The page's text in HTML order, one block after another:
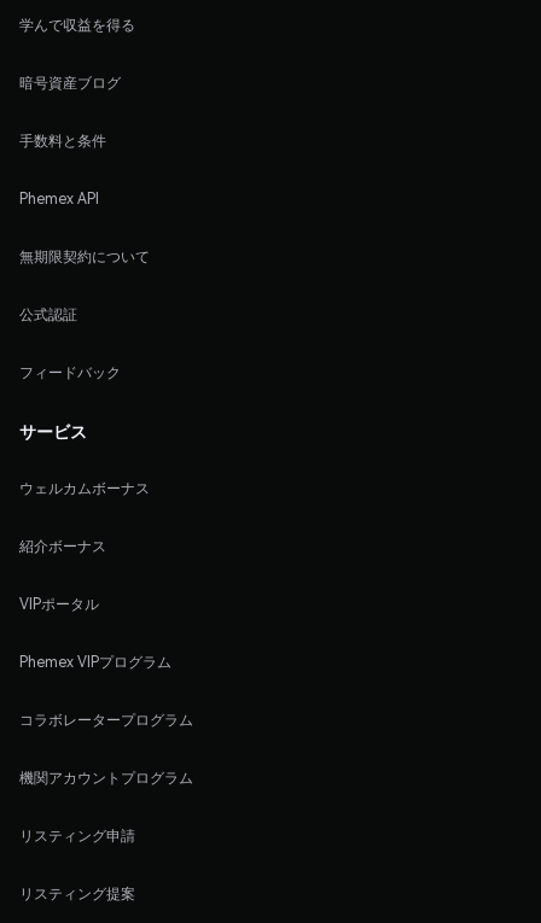
学んで収益を得る
暗号資産ブログ
手数料と条件
Phemex API
無期限契約について
公式認証
フィードバック
サービス
ウェルカムボーナス
紹介ボーナス
VIPポータル
Phemex VIPプログラム
コラボレータープログラム
機関アカウントプログラム
リスティング申請
リスティング提案